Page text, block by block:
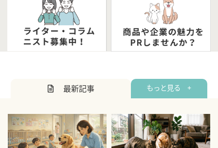
最新記事 もっと見る +